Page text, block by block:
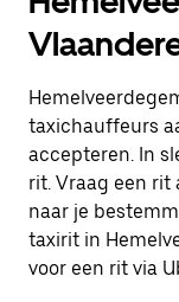
openen
en
een
te
selecteren.
op
Escape
om
de
agenda
te
taxichauffeurs
accepteren. In
rit. Vraag een rit
naar je
taxirit in
voor een rit via